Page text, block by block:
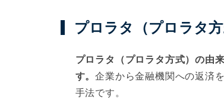
プロラタ（プロラタ
プロラタ（プロラタ方式）の由
す。企業から金融機関への返済
手法です。